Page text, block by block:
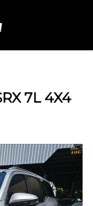
7L 4X4